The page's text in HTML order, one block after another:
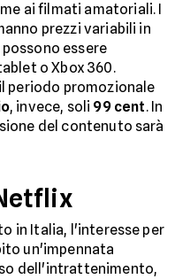
ai filmati amatoriali. I
prezzi variabili in
essere
o Xbox 360.
periodo promozionale
, invece, soli 99 cent. In
del contenuto sarà
in Italia, l'interesse per
un'impennata
dell'intrattenimento,